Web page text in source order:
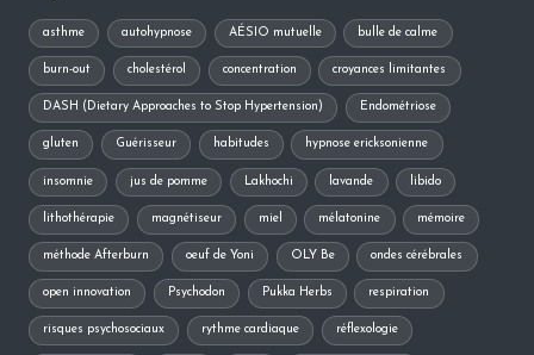
asthme autohypnose AÉSIO mutuelle bulle de calme
burn-out cholestérol concentration croyances limitantes
DASH (Dietary Approaches to Stop Hypertension) Endométriose
gluten Guérisseur habitudes hypnose ericksonienne
insomnie jus de pomme Lakhochi lavande libido
lithothérapie magnétiseur miel mélatonine mémoire
méthode Afterburn oeuf de Yoni OLY Be ondes cérébrales
open innovation Psychodon Pukka Herbs respiration
risques psychosociaux rythme cardiaque réflexologie